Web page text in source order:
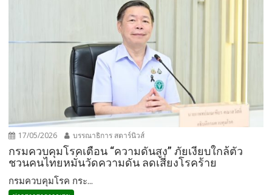
17/05/2026 บรรณาธิการ สตาร์นิวส์
กรมควบคุมโรคเตือน “ความดันสูง” ภัยเงียบใกล้ตัว
ชวนคนไทยหมั่นวัดความดัน ลดเสี่ยงโรคร้าย
กรมควบคุมโรค กระ...